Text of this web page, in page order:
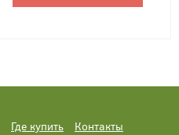
Где купить
Контакты